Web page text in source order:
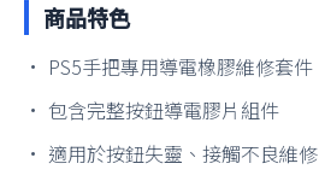
商品特色
• PS5手把專用導電橡膠維修套件
• 包含完整按鈕導電膠片組件
• 適用於按鈕失靈、接觸不良維修